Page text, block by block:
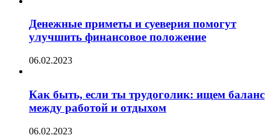
Денежные приметы и суеверия помогут
улучшить финансовое положение
06.02.2023
Как быть, если ты трудоголик: ищем баланс
между работой и отдыхом
06.02.2023